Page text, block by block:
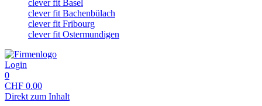
clever fit Basel
clever fit Bachenbülach
clever fit Fribourg
clever fit Ostermundigen
Login
0
CHF 0.00
Direkt zum Inhalt